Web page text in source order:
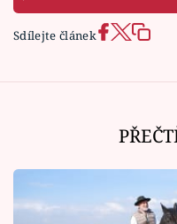
Sdílejte článek